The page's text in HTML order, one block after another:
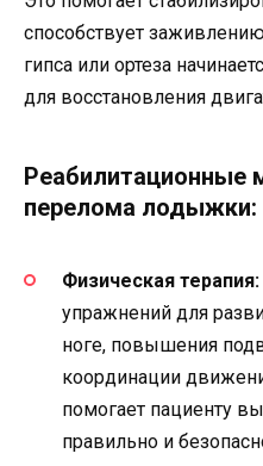
способствует
гипса или ортеза
для восстановления
Реабилитационные
перелома лодыжки:
Физическая терапия:
упражнений для
ноге, повышения
координации
помогает пациенту
правильно и